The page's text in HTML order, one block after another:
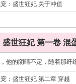
：盛世狂妃 关于冲值
盛世狂妃 第一卷 混
阴晴不定，随着那纤
：盛世狂妃 第二章 穿越